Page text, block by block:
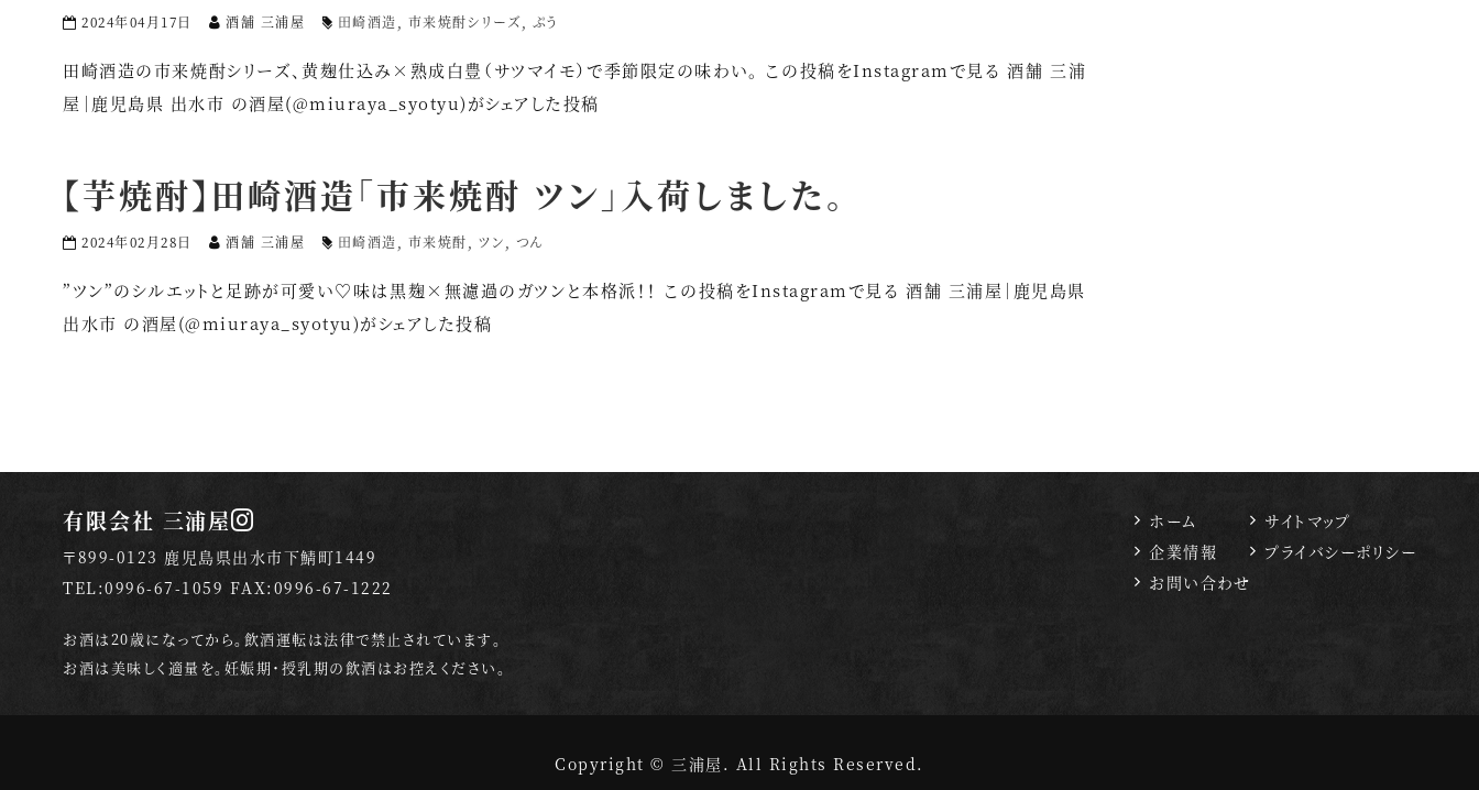
2024年04月17日 酒舗 三浦屋 田崎酒造 市来焼酎シリーズ ぷう
田崎酒造の市来焼酎シリーズ、黄麹仕込み×熟成白豊（サツマイモ）で季節限定の味わい。 この投稿をInstagramで見る 酒舗 三浦
屋｜鹿児島県 出水市 の酒屋(@miuraya_syotyu)がシェアした投稿
【芋焼酎】田崎酒造「市来焼酎 ツン」入荷しました。
2024年02月28日 酒舗 三浦屋 田崎酒造 市来焼酎 ツン つん
”ツン”のシルエットと足跡が可愛い♡味は黒麹×無濾過のガツンと本格派！！ この投稿をInstagramで見る 酒舗 三浦屋｜鹿児島県
出水市 の酒屋(@miuraya_syotyu)がシェアした投稿
有限会社 三浦屋
〒899-0123 鹿児島県出水市下鯖町1449
TEL:0996-67-1059 FAX:0996-67-1222
お酒は20歳になってから。飲酒運転は法律で禁止されています。
お酒は美味しく適量を。妊娠期・授乳期の飲酒はお控えください。
ホーム
企業情報
お問い合わせ
サイトマップ
プライバシーポリシー
Copyright © 三浦屋. All Rights Reserved.